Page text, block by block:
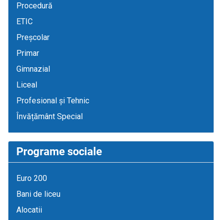
Procedură
ETIC
Preșcolar
Primar
Gimnazial
Liceal
Profesional și Tehnic
Învățământ Special
Programe sociale
Euro 200
Bani de liceu
Alocatii